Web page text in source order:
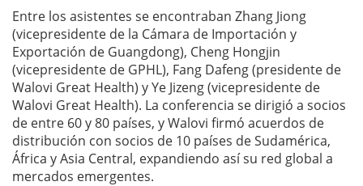
Entre los asistentes se encontraban Zhang Jiong
(vicepresidente de la Cámara de Importación y
Exportación de Guangdong), Cheng Hongjin
(vicepresidente de GPHL), Fang Dafeng (presidente de
Walovi Great Health) y Ye Jizeng (vicepresidente de
Walovi Great Health). La conferencia se dirigió a socios
de entre 60 y 80 países, y Walovi firmó acuerdos de
distribución con socios de 10 países de Sudamérica,
África y Asia Central, expandiendo así su red global a
mercados emergentes.